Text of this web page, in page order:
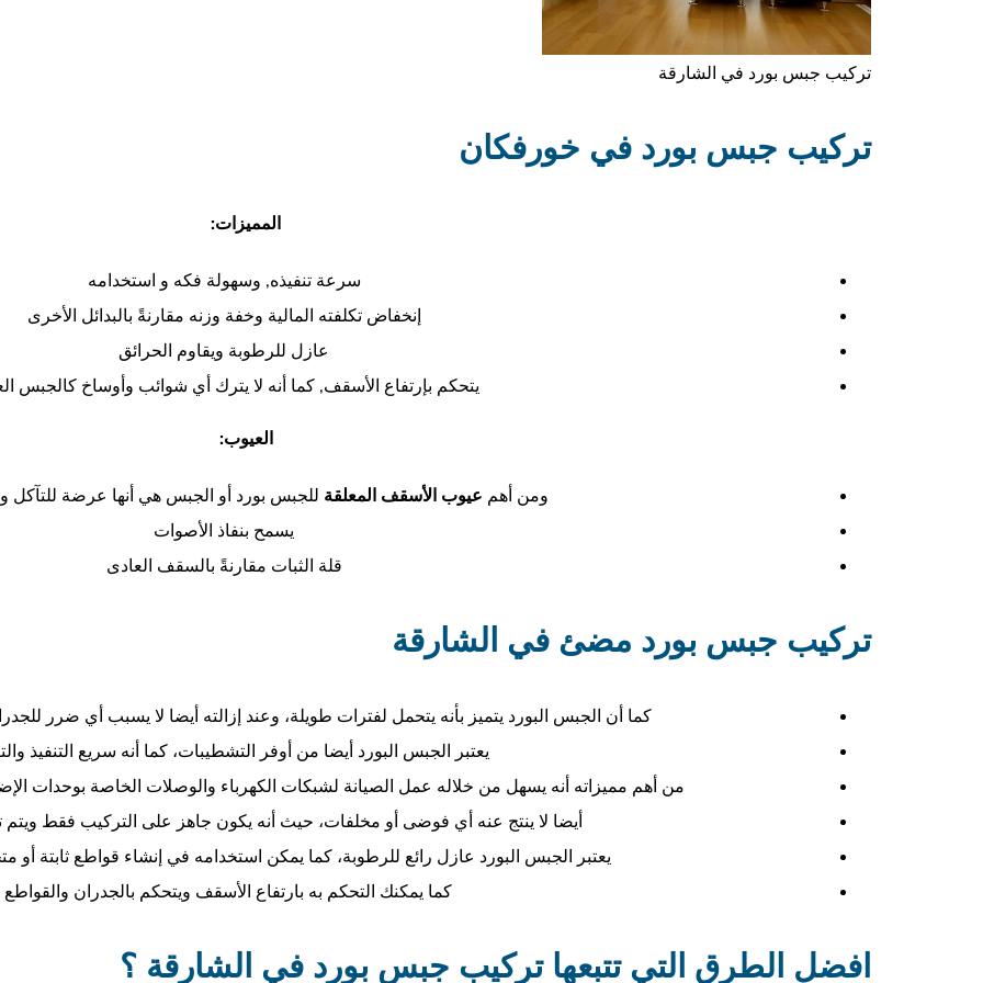
تركيب جبس بورد في الشارقة
تركيب جبس بورد في خورفكان
المميزات:
سرعة تنفيذه, وسهولة فكه و استخدامه
إنخفاض تكلفته المالية وخفة وزنه مقارنةً بالبدائل الأخرى
عازل للرطوبة ويقاوم الحرائق
يتحكم بإرتفاع الأسقف, كما أنه لا يترك أي شوائب وأوساخ كالجبس
العيوب:
ومن أهم عيوب الأسقف المعلقة للجبس بورد أو الجبس هي أنها عرضة للتآكل
يسمح بنفاذ الأصوات
قلة الثبات مقارنةً بالسقف العادى
كما أن الجبس البورد يتميز بأنه يتحمل لفترات طويلة، وعند إزالته أيضا لا يسبب أي ضرر
يعتبر الجبس البورد أيضا من أوفر التشطيبات، كما أنه سريع التنفيذ
من أهم مميزاته أنه يسهل من خلاله عمل الصيانة لشبكات الكهرباء والوصلات الخاصة بوحدات
أيضا لا ينتج عنه أي فوضى أو مخلفات، حيث أنه يكون جاهز على التركيب فقط
يعتبر الجبس البورد عازل رائع للرطوبة، كما يمكن استخدامه في إنشاء قواطع ثابتة أو
كما يمكنك التحكم به بارتفاع الأسقف ويتحكم بالجدران والقواطع